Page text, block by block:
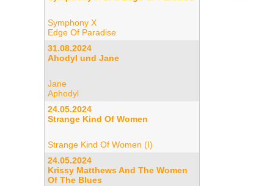
Symphony X
Edge Of Paradise
31.08.2024
Ahodyl und Jane
Jane
Aphodyl
24.05.2024
Strange Kind Of Women
Strange Kind Of Women (I)
24.05.2024
Krissy Matthews And The Women
Of The Blues